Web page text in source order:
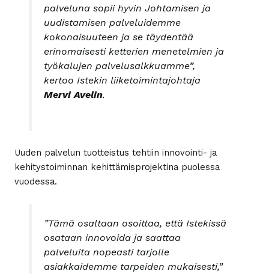
palveluna sopii hyvin Johtamisen ja
uudistamisen palveluidemme
kokonaisuuteen ja se täydentää
erinomaisesti ketterien menetelmien ja
työkalujen palvelusalkkuamme”,
kertoo Istekin liiketoimintajohtaja
Mervi Avelin.
Uuden palvelun tuotteistus tehtiin innovointi- ja
kehitystoiminnan kehittämisprojektina puolessa
vuodessa.
”Tämä osaltaan osoittaa, että Istekissä
osataan innovoida ja saattaa
palveluita nopeasti tarjolle
asiakkaidemme tarpeiden mukaisesti,”